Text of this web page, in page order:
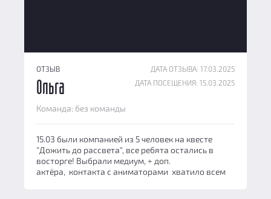
ОТЗЫВ
ДАТА ОТЗЫВА: 17.03.2025
ДАТА ПОСЕЩЕНИЯ: 15.03.2025
Ольга
Команда: без команды
15.03 были компанией из 5 человек на квесте
"Дожить до рассвета", все ребята остались в
восторге! Выбрали медиум, + доп.
актёра, контакта с аниматорами хватило всем